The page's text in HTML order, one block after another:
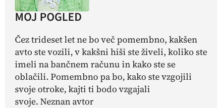
MOJ POGLED
Čez trideset let ne bo več pomembno, kakšen
avto ste vozili, v kakšni hiši ste živeli, koliko ste
imeli na bančnem računu in kako ste se
oblačili. Pomembno pa bo, kako ste vzgojili
svoje otroke, kajti ti bodo vzgajali
svoje. Neznan avtor